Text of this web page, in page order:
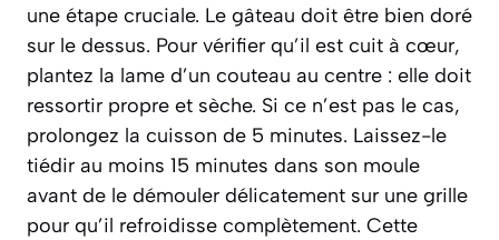
une étape cruciale. Le gâteau doit être bien doré
sur le dessus. Pour vérifier qu’il est cuit à cœur,
plantez la lame d’un couteau au centre : elle doit
ressortir propre et sèche. Si ce n’est pas le cas,
prolongez la cuisson de 5 minutes. Laissez-le
tiédir au moins 15 minutes dans son moule
avant de le démouler délicatement sur une grille
pour qu’il refroidisse complètement. Cette